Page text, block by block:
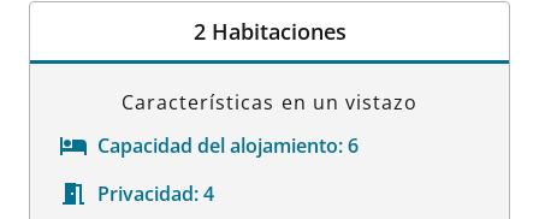
2 Habitaciones
Características en un vistazo
Capacidad del alojamiento:6
Privacidad:4